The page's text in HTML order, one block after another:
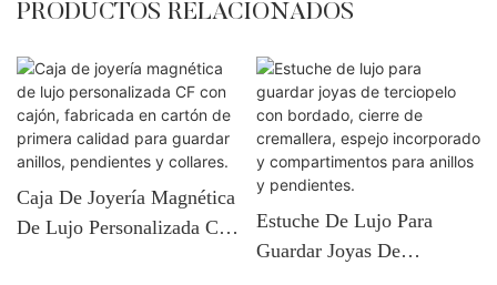
PRODUCTOS RELACIONADOS
Caja De Joyería Magnética
De Lujo Personalizada CF
Estuche De Lujo Para
Guardar Joyas De